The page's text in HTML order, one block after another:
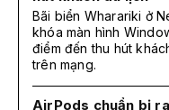
Bãi biển Wharariki ở
khóa màn hình
điểm đến thu hút
trên mạng.
AirPods chuẩn bị